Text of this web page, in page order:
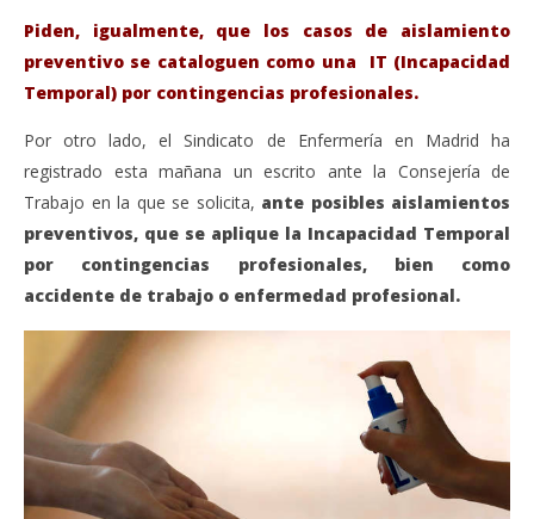
Piden, igualmente, que los casos de aislamiento
preventivo se cataloguen como una IT (Incapacidad
Temporal) por contingencias profesionales.
Por otro lado, el Sindicato de Enfermería en Madrid ha
registrado esta mañana un escrito ante la Consejería de
Trabajo en la que se solicita, ante posibles aislamientos
preventivos, que se aplique la Incapacidad Temporal
por contingencias profesionales, bien como
accidente de trabajo o enfermedad profesional.